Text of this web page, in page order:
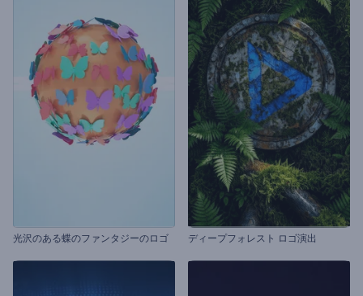
光沢のある蝶のファンタジーのロゴ ディープフォレスト ロゴ演出